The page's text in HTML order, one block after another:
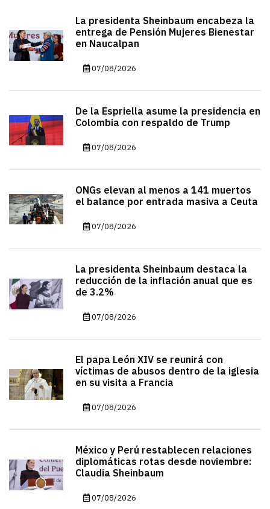
La presidenta Sheinbaum encabeza la
entrega de Pensión Mujeres Bienestar
en Naucalpan
07/08/2026
De la Espriella asume la presidencia en
Colombia con respaldo de Trump
07/08/2026
ONGs elevan al menos a 141 muertos
el balance por entrada masiva a Ceuta
07/08/2026
La presidenta Sheinbaum destaca la
reducción de la inflación anual que es
de 3.2%
07/08/2026
El papa León XIV se reunirá con
víctimas de abusos dentro de la iglesia
en su visita a Francia
07/08/2026
México y Perú restablecen relaciones
diplomáticas rotas desde noviembre:
Claudia Sheinbaum
07/08/2026